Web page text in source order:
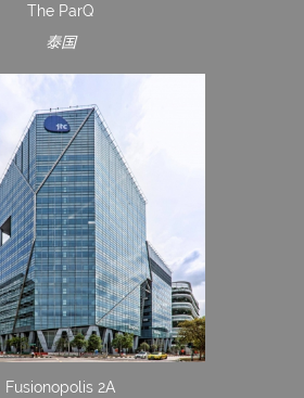
The ParQ
泰国
Fusionopolis 2A